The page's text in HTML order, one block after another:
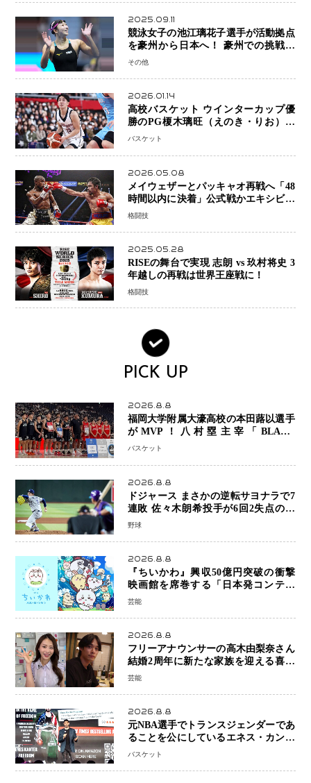
2025.09.11
競泳女子の池江璃花子選手が活動拠点
を豪州から日本へ！ 豪州での挑戦を
糧に、28年ロサンゼルス五輪へ再始動
その他
2026.01.14
高校バスケット ウインターカップ優
勝のPG榎木璃旺（えのき・りお）が
プロの現場へ―。
バスケット
2026.05.08
メイウェザーとパッキャオ再戦へ「48
時間以内に決着」公式戦かエキシビシ
ョンか混迷続く
格闘技
2025.05.28
RISEの舞台で実現 志朗 vs 玖村将史 3
年越しの再戦は世界王座戦に！
格闘技
PICK UP
2026.8.8
福岡大学附属大濠高校の本田蕗以選手
がMVP！八村塁主宰「BLACK
SAMURAI SUMMIT 2026」で存在
なった」
バスケット
2026.8.8
ドジャース まさかの逆転サヨナラで7
連敗 佐々木朗希投手が6回2失点の力
投も勝利届かず、大谷翔平は好機で悔
野球
2026.8.8
『ちいかわ』興収50億円突破の衝撃
映画館を席巻する「日本発コンテン
ツ」の強さ スパイダーマン、モアナ
芸能
2026.8.8
フリーアナウンサーの高木由梨奈さん
結婚2周年に新たな家族を迎える喜び
を報告 夫・岸田タツヤさんと連名
芸能
2026.8.8
元NBA選手でトランスジェンダーであ
ることを公にしているエネス・カンタ
ーがWNBAドラフト参戦を表明「参加
バスケット